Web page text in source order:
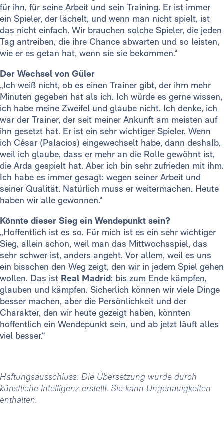
für ihn, für seine Arbeit und sein Training. Er ist immer
ein Spieler, der lächelt, und wenn man nicht spielt, ist
das nicht einfach. Wir brauchen solche Spieler, die jeden
Tag antreiben, die ihre Chance abwarten und so leisten,
wie er es getan hat, wenn sie sie bekommen.“
Der Wechsel von Güler
„Ich weiß nicht, ob es einen Trainer gibt, der ihm mehr
Minuten gegeben hat als ich. Ich würde es gerne wissen,
ich habe meine Zweifel und glaube nicht. Ich denke, ich
war der Trainer, der seit meiner Ankunft am meisten auf
ihn gesetzt hat. Er ist ein sehr wichtiger Spieler. Wenn
ich César (Palacios) eingewechselt habe, dann deshalb,
weil ich glaube, dass er mehr an die Rolle gewöhnt ist,
die Arda gespielt hat. Aber ich bin sehr zufrieden mit ihm.
Ich habe es immer gesagt: wegen seiner Arbeit und
seiner Qualität. Natürlich muss er weitermachen. Heute
haben wir alle gewonnen.“
Könnte dieser Sieg ein Wendepunkt sein?
„Hoffentlich ist es so. Für mich ist es ein sehr wichtiger
Sieg, allein schon, weil man das Mittwochsspiel, das
sehr schwer ist, anders angeht. Vor allem, weil es uns
ein bisschen den Weg zeigt, den wir in jedem Spiel gehen
wollen. Das ist Real Madrid: bis zum Ende kämpfen,
glauben und kämpfen. Sicherlich können wir viele Dinge
besser machen, aber die Persönlichkeit und der
Charakter, den wir heute gezeigt haben, könnten
hoffentlich ein Wendepunkt sein, und ab jetzt läuft alles
viel besser.“
Haftungsausschluss: Die Übersetzung wurde durch
künstliche Intelligenz erstellt. Sie kann Ungenauigkeiten
enthalten.